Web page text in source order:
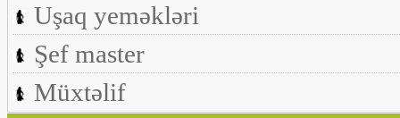
Uşaq yeməkləri
Şef master
Müxtəlif